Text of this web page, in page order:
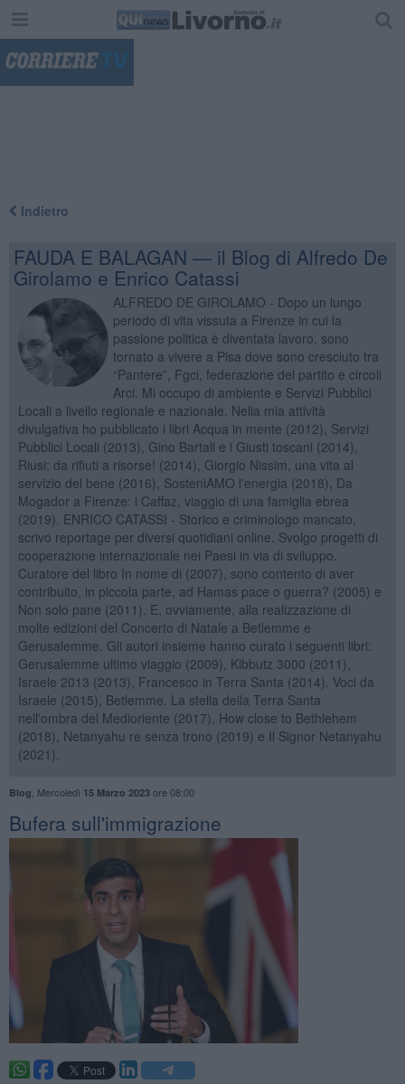
Indietro
FAUDA E BALAGAN — il Blog di Alfredo De
Girolamo e Enrico Catassi
ALFREDO DE GIROLAMO - Dopo un lungo
periodo di vita vissuta a Firenze in cui la
passione politica è diventata lavoro, sono
tornato a vivere a Pisa dove sono cresciuto tra
“Pantere”, Fgci, federazione del partito e circoli
Arci. Mi occupo di ambiente e Servizi Pubblici
Locali a livello regionale e nazionale. Nella mia attività
divulgativa ho pubblicato i libri Acqua in mente (2012), Servizi
Pubblici Locali (2013), Gino Bartali e i Giusti toscani (2014),
Riusi: da rifiuti a risorse! (2014), Giorgio Nissim, una vita al
servizio del bene (2016), SosteniAMO l'energia (2018), Da
Mogador a Firenze: i Caffaz, viaggio di una famiglia ebrea
(2019). ENRICO CATASSI - Storico e criminologo mancato,
scrivo reportage per diversi quotidiani online. Svolgo progetti di
cooperazione internazionale nei Paesi in via di sviluppo.
Curatore del libro In nome di (2007), sono contento di aver
contribuito, in piccola parte, ad Hamas pace o guerra? (2005) e
Non solo pane (2011). E, ovviamente, alla realizzazione di
molte edizioni del Concerto di Natale a Betlemme e
Gerusalemme. Gli autori insieme hanno curato i seguenti libri:
Gerusalemme ultimo viaggio (2009), Kibbutz 3000 (2011),
Israele 2013 (2013), Francesco in Terra Santa (2014). Voci da
Israele (2015), Betlemme. La stella della Terra Santa
nell'ombra del Medioriente (2017), How close to Bethlehem
(2018), Netanyahu re senza trono (2019) e Il Signor Netanyahu
(2021).
Blog Mercoledì 15 Marzo 2023ore 08:00
Bufera sull'immigrazione